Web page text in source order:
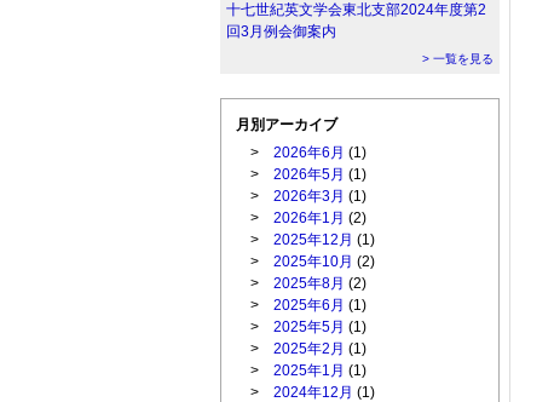
十七世紀英文学会東北支部2024年度第2
回3月例会御案内
> 一覧を見る
月別アーカイブ
> 2026年6月 (1)
> 2026年5月 (1)
> 2026年3月 (1)
> 2026年1月 (2)
> 2025年12月 (1)
> 2025年10月 (2)
> 2025年8月 (2)
> 2025年6月 (1)
> 2025年5月 (1)
> 2025年2月 (1)
> 2025年1月 (1)
> 2024年12月 (1)